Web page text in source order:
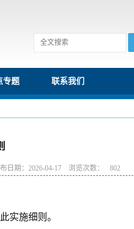
专题 联系我们
日期：2026-04-17 浏览次数： 802
实施细则。